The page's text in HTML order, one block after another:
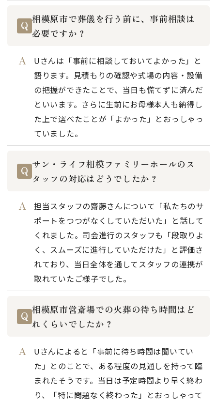
相模原市で葬儀を行う前に、事前相談は
必要ですか？
Uさんは「事前に相談しておいてよかった」と
語ります。見積もりの確認や式場の内容・設備
の把握ができたことで、当日も慌てずに済んだ
といいます。さらに生前にお母様本人も納得し
た上で選べたことが「よかった」とおっしゃっ
ていました。
サン・ライフ相模ファミリーホールのス
タッフの対応はどうでしたか？
担当スタッフの齋藤さんについて「私たちのサ
ポートをつつがなくしていただいた」と話して
くれました。司会進行のスタッフも「段取りよ
く、スムーズに進行していただけた」と評価さ
れており、当日全体を通してスタッフの連携が
取れていたご様子でした。
相模原市営斎場での火葬の待ち時間はど
れくらいでしたか？
Uさんによると「事前に待ち時間は聞いてい
た」とのことで、ある程度の見通しを持って臨
まれたそうです。当日は予定時間より早く終わ
り、「特に問題なく終わった」とおっしゃって